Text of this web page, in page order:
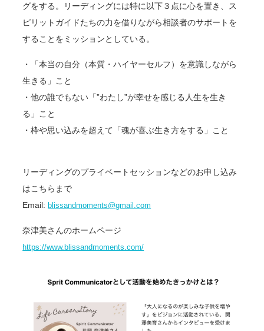
グをする。リーディングには特に以下３点に心を置き、ス
ピリットガイドたちの力を借りながら相談者のサポートを
することをミッションとしている。
・「本当の自分（本質・ハイヤーセルフ）を意識しながら
生きる」こと
・他の誰でもない「”わたし”が幸せを感じる人生を生き
る」こと
・枠や思い込みを超えて「魂が喜ぶ生き方をする」こと
リーディングのプライベートセッションなどのお申し込み
はこちらまで
Email:blissandmoments@gmail.com
奈津美さんのホームページ
https://www.blissandmoments.com/